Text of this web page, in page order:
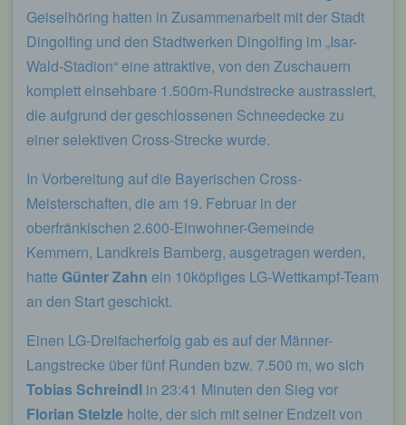
Geiselhöring hatten in Zusammenarbeit mit der Stadt
Dingolfing und den Stadtwerken Dingolfing im „Isar-
Wald-Stadion“ eine attraktive, von den Zuschauern
komplett einsehbare 1.500m-Rundstrecke austrassiert,
die aufgrund der geschlossenen Schneedecke zu
einer selektiven Cross-Strecke wurde.
In Vorbereitung auf die Bayerischen Cross-
Meisterschaften, die am 19. Februar in der
oberfränkischen 2.600-Einwohner-Gemeinde
Kemmern, Landkreis Bamberg, ausgetragen werden,
hatte Günter Zahn ein 10köpfiges LG-Wettkampf-Team
an den Start geschickt.
Einen LG-Dreifacherfolg gab es auf der Männer-
Langstrecke über fünf Runden bzw. 7.500 m, wo sich
Tobias Schreindl in 23:41 Minuten den Sieg vor
Florian Stelzle holte, der sich mit seiner Endzeit von